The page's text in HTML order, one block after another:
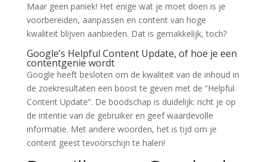
Maar geen paniek! Het enige wat je moet doen is je
voorbereiden, aanpassen en content van hoge
kwaliteit blijven aanbieden. Dat is gemakkelijk, toch?
Google’s Helpful Content Update, of hoe je een
contentgenie wordt
Google heeft besloten om de kwaliteit van de inhoud in
de zoekresultaten een boost te geven met de “Helpful
Content Update”. De boodschap is duidelijk: richt je op
de intentie van de gebruiker en geef waardevolle
informatie. Met andere woorden, het is tijd om je
content geest tevoorschijn te halen!